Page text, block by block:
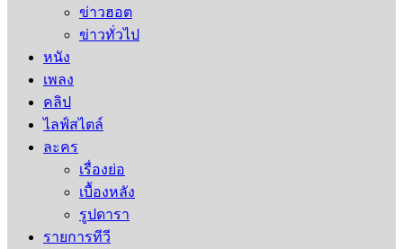
ข่าวฮอต
ข่าวทั่วไป
หนัง
เพลง
คลิป
ไลฟ์สไตล์
ละคร
เรื่องย่อ
เบื้องหลัง
รูปดารา
รายการทีวี